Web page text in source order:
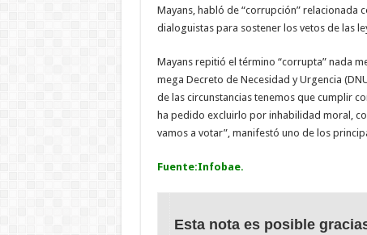
Mayans, habló de “corrupción” relacionada
dialoguistas para sostener los vetos de las
Mayans repitió el término “corrupta” nada
mega Decreto de Necesidad y Urgencia
de las circunstancias tenemos que cumplir
ha pedido excluirlo por inhabilidad moral,
vamos a votar”, manifestó uno de los
Fuente:Infobae.
Esta nota es posible